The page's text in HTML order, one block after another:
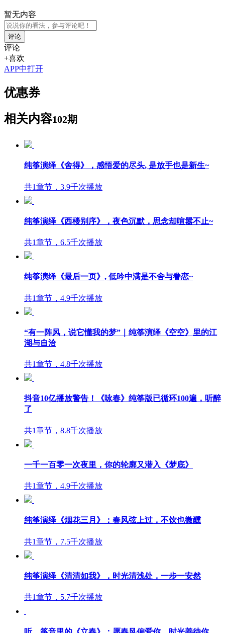
暂无内容
评论
评论
+喜欢
APP中打开
优惠券
相关内容102期
纯筝演绎《舍得》，感悟爱的尽头, 是放手也是新生~
共1章节，3.9千次播放
纯筝演绎《西楼别序》，夜色沉默，思念却喧嚣不止~
共1章节，6.5千次播放
纯筝演绎《最后一页》, 低吟中满是不舍与眷恋~
共1章节，4.9千次播放
“有一阵风，说它懂我的梦”｜纯筝演绎《空空》里的江
湖与自洽
共1章节，4.8千次播放
抖音10亿播放警告！《咏春》纯筝版已循环100遍，听醉
了
共1章节，8.8千次播放
一千一百零一次夜里，你的轮廓又潜入《梦底》
共1章节，4.9千次播放
纯筝演绎《烟花三月》：春风弦上过，不饮也微醺
共1章节，7.5千次播放
纯筝演绎《清清如我》，时光清浅处，一步一安然
共1章节，5.7千次播放